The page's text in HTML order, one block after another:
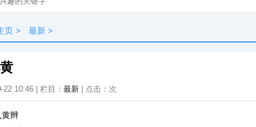
页 > 最新 >
22 10:46 | 栏目： 最新 | 点击： 次
黄辫